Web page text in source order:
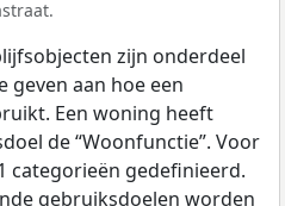
zijn onderdeel
geven aan hoe een
Een woning heeft
de “Woonfunctie”. Voor
categorieën gedefinieerd.
gebruiksdoelen worden